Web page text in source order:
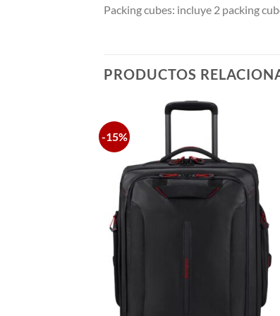
Packing cubes: incluye 2 packing
PRODUCTOS
-15%